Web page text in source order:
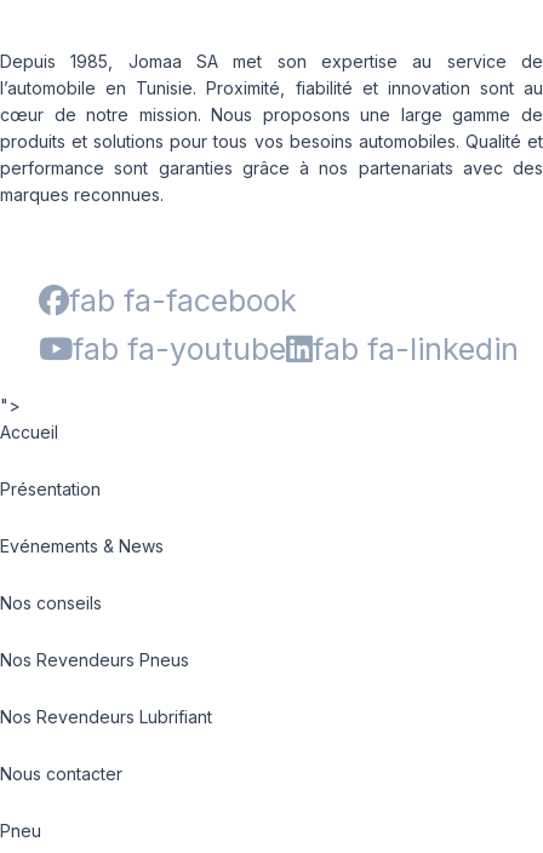
Depuis 1985, Jomaa SA met son expertise au service de
l’automobile en Tunisie. Proximité, fiabilité et innovation sont au
cœur de notre mission. Nous proposons une large gamme de
produits et solutions pour tous vos besoins automobiles. Qualité et
performance sont garanties grâce à nos partenariats avec des
marques reconnues.
fab fa-facebook
fab fa-youtube
fab fa-linkedin
">
Accueil
Présentation
Evénements & News
Nos conseils
Nos Revendeurs Pneus
Nos Revendeurs Lubrifiant
Nous contacter
Pneu